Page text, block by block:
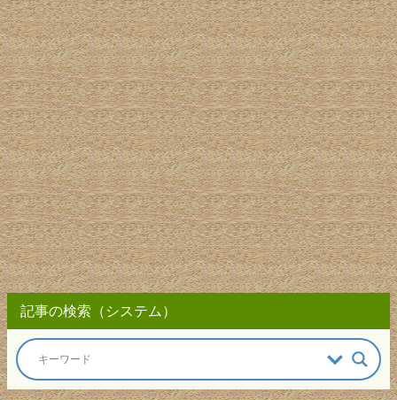
記事の検索（システム）